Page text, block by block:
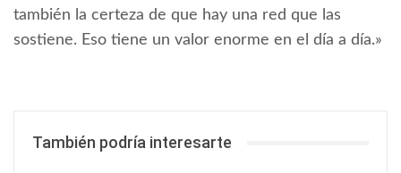
también la certeza de que hay una red que las
sostiene. Eso tiene un valor enorme en el día a día.»
También podría interesarte